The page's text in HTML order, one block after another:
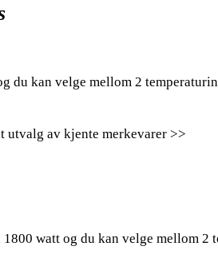
du kan velge mellom 2
utvalg av kjente merkevarer >>
watt og du kan velge mellom 2